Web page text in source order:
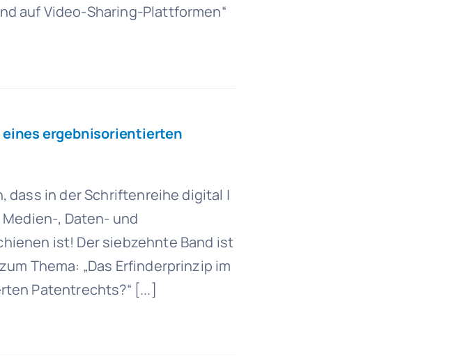
auf Video-Sharing-Plattformen“
eines ergebnisorientierten
dass in der Schriftenreihe digital |
, Daten- und
ist! Der siebzehnte Band ist
Thema: „Das Erfinderprinzip im
Patentrechts?“ [...]